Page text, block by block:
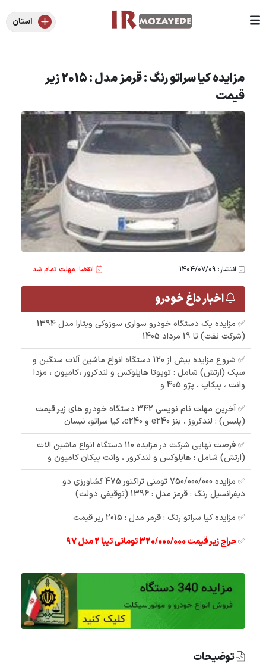
استان
مزایده کیا سراتو رنگ : قرمز مدل : 2015 زیر
قیمت
انتشار: 1404/07/09 انقضا: مهلت تمام شد
اخبار داغ خودرو
✅ مزایده یک دستگاه خودرو سواری سوزوکی ویتارا مدل 1394
(شرکت نفت) تا 19 مرداد 1405
✅ شروع مزایده بیش از 120 دستگاه انواع ماشین آلات سنگین و
سبک (ارتش) شامل : تویوتا هایلوکس و لندکروز ،کامیون ، مزدا
وانت ، پیکاپ ، پژو 405 و
✅ آخرین مهلت نام نویسی 342 دستگاه خودرو های زیر قیمت
(پلیس) : لندکروز ، بنز e240 و c240، کیا سراتو، نیسان
✅ فرصت نهایی شرکت در مزایده 110 دستگاه انواع ماشین الات
(ارتش) شامل : هایلوکس و لندکروز ، وانت پیکان کامیون و
✅ مزایده 750/000/000 تومنی تراکتور 475 کشاورزی دو
دیفرانسیل رنگ : قرمز مدل : 1396 (توقیفی دولت)
✅ مزایده کیا سراتو رنگ : قرمز مدل : 2015 زیر قیمت
✅حراج زیر قیمت 320/000/000 تومانی تیبا 2 مدل 97
توضیحات